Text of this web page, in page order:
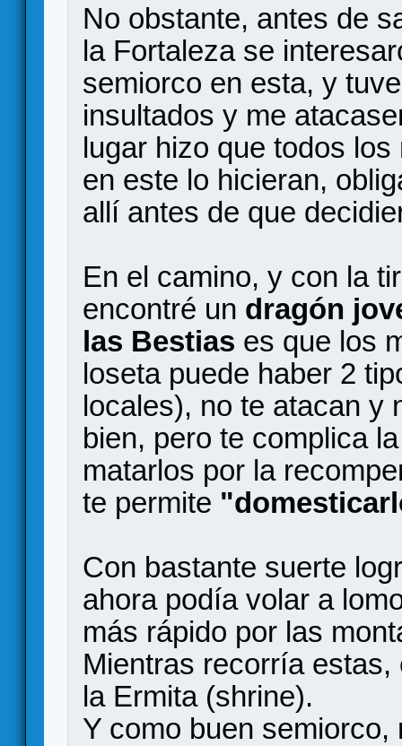
No obstante, antes de
la Fortaleza se
semiorco en esta, y
insultados y me
lugar hizo que todos
en este lo hicieran,
allí antes de que
En el camino, y con la
encontré un dragón
las Bestias es que los
loseta puede haber 2
locales), no te atacan y
bien, pero te complica
matarlos por la
te permite
Con bastante suerte
ahora podía volar a
más rápido por las
Mientras recorría
la Ermita (shrine).
Y como buen